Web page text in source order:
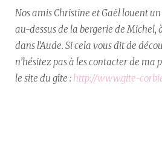
Nos amis Christine et Gaël louent
au-dessus de la bergerie de Michel,
dans l’Aude. Si cela vous dit de
n’hésitez pas à les contacter de ma
le site du gîte : http://www.gite-